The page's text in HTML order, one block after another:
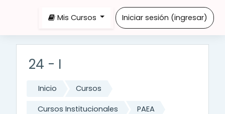
Mis Cursos Iniciar sesión (ingresar)
24 - I
Inicio Cursos
Cursos Institucionales PAEA